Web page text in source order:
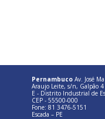
Pernambuco Av. José
Araujo Leite, s/n, Galpão 4
E - Distrito Industrial de
CEP - 55500-000
Fone: 81 3476-5151
Escada – PE